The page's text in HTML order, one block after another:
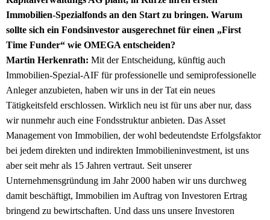
Immobilien-Spezialfonds an den Start zu bringen. Warum
sollte sich ein Fondsinvestor ausgerechnet für einen „First
Time Funder“ wie OMEGA entscheiden?
Martin Herkenrath: Mit der Entscheidung, künftig auch
Immobilien-Spezial-AIF für professionelle und semiprofessionelle
Anleger anzubieten, haben wir uns in der Tat ein neues
Tätigkeitsfeld erschlossen. Wirklich neu ist für uns aber nur, dass
wir nunmehr auch eine Fondsstruktur anbieten. Das Asset
Management von Immobilien, der wohl bedeutendste Erfolgsfaktor
bei jedem direkten und indirekten Immobilieninvestment, ist uns
aber seit mehr als 15 Jahren vertraut. Seit unserer
Unternehmensgründung im Jahr 2000 haben wir uns durchweg
damit beschäftigt, Immobilien im Auftrag von Investoren Ertrag
bringend zu bewirtschaften. Und dass uns unsere Investoren